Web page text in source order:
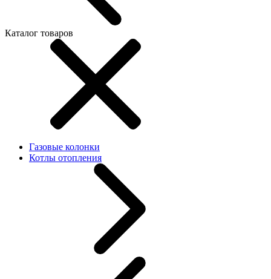
Каталог товаров
Газовые колонки
Котлы отопления